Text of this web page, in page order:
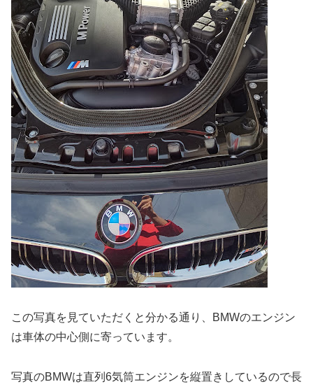
この写真を見ていただくと分かる通り、BMWのエンジン
は車体の中心側に寄っています。
写真のBMWは直列6気筒エンジンを縦置きしているので長